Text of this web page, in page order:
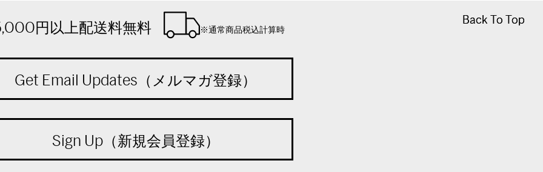
Back To Top
Back To Top
円以上配送料無料 ※通常商品税込計算時
Get Email Updates（メルマガ登録）
Sign Up（新規会員登録）